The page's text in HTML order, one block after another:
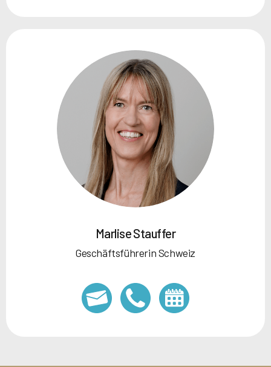
Marlise Stauffer
Geschäftsführerin Schweiz